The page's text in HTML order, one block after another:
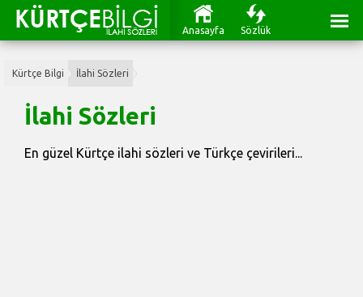
Anasayfa Sözlük
Kürtçe Bilgi İlahi Sözleri
İlahi Sözleri
En güzel Kürtçe ilahi sözleri ve Türkçe çevirileri...